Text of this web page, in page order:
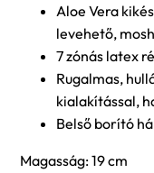
Aloe Vera
levehető,
7 zónás latex
Rugalmas,
kialakítással,
Belső borító
Magasság: 19 cm